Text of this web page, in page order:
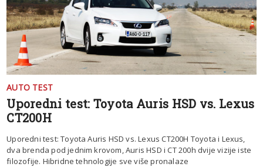
AUTO TEST
Uporedni test: Toyota Auris HSD vs. Lexus
CT200H
Uporedni test: Toyota Auris HSD vs. Lexus CT200H Toyota i Lexus,
dva brenda pod jednim krovom, Auris HSD i CT 200h dvije vizije iste
filozofije. Hibridne tehnologije sve više pronalaze